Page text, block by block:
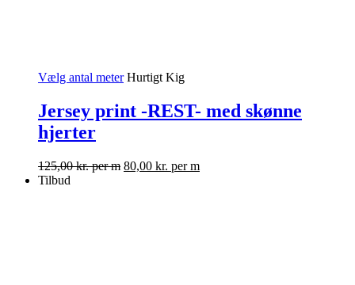
Vælg antal meter Hurtigt Kig
Jersey print -REST- med skønne
hjerter
125,00kr.per m 80,00 kr. per m
Tilbud